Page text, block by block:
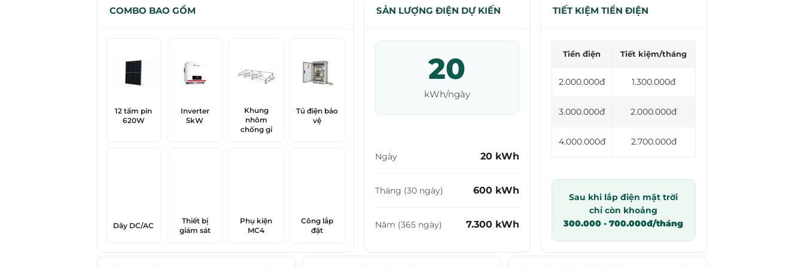
COMBO BAO GỒM
12 tấm pin
620W
Inverter
5kW
Khung
nhôm
chống gỉ
Tủ điện bảo
vệ
Dây DC/AC
Thiết bị
giám sát
Phụ kiện
MC4
Công lắp
đặt
SẢN LƯỢNG ĐIỆN DỰ KIẾN
20
kWh/ngày
Ngày 20 kWh
Tháng (30 ngày) 600 kWh
Năm (365 ngày) 7.300 kWh
TIẾT KIỆM TIỀN ĐIỆN
Tiền điện Tiết kiệm/tháng
2.000.000đ 1.300.000đ
3.000.000đ 2.000.000đ
4.000.000đ 2.700.000đ
Sau khi lắp điện mặt trời
chỉ còn khoảng
300.000 - 700.000đ/tháng